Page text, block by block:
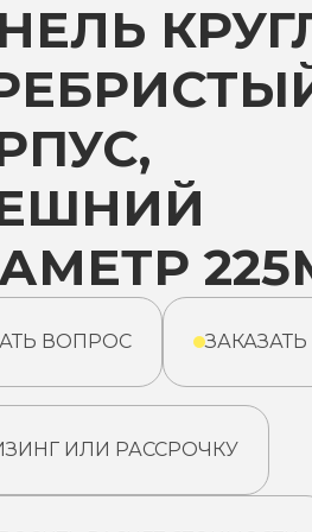
ВОПРОС ЗАКАЗАТЬ
ИЛИ РАССРОЧКУ